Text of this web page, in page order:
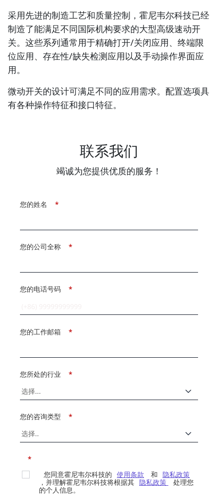
采用先进的制造工艺和质量控制，霍尼韦尔科技已经
制造了能满足不同国际机构要求的大型高级速动开
关。这些系列通常用于精确打开/关闭应用、终端限
位应用、存在性/缺失检测应用以及手动操作界面应
用。
微动开关的设计可满足不同的应用需求。配置选项具
有各种操作特征和接口特征。
联系我们
竭诚为您提供优质的服务！
*
您的姓名
*
您的公司全称
*
您的电话号码
*
您的工作邮箱
*
您所处的行业
*
您的咨询类型
*
您同意霍尼韦尔科技的 使用条款 和 隐私政策
，并理解霍尼韦尔科技将根据其 隐私政策
处理您
的个人信息。